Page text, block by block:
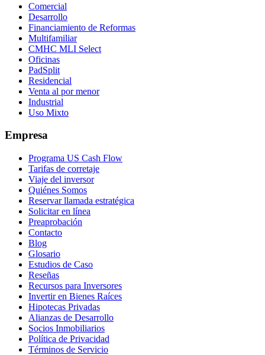
Comercial
Desarrollo
Financiamiento de Reformas
Multifamiliar
CMHC MLI Select
Oficinas
PadSplit
Residencial
Venta al por menor
Industrial
Uso Mixto
Empresa
Programa US Cash Flow
Tarifas de corretaje
Viaje del inversor
Quiénes Somos
Reservar llamada estratégica
Solicitar en línea
Preaprobación
Contacto
Blog
Glosario
Estudios de Caso
Reseñas
Recursos para Inversores
Invertir en Bienes Raíces
Hipotecas Privadas
Alianzas de Desarrollo
Socios Inmobiliarios
Política de Privacidad
Términos de Servicio